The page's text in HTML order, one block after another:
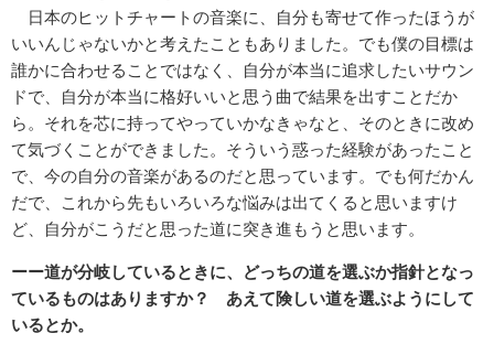
日本のヒットチャートの音楽に、自分も寄せて作ったほうが
いいんじゃないかと考えたこともありました。でも僕の目標は
誰かに合わせることではなく、自分が本当に追求したいサウン
ドで、自分が本当に格好いいと思う曲で結果を出すことだか
ら。それを芯に持ってやっていかなきゃなと、そのときに改め
て気づくことができました。そういう惑った経験があったこと
で、今の自分の音楽があるのだと思っています。でも何だかん
だで、これから先もいろいろな悩みは出てくると思いますけ
ど、自分がこうだと思った道に突き進もうと思います。
ーー道が分岐しているときに、どっちの道を選ぶか指針となっ
ているものはありますか？ あえて険しい道を選ぶようにして
いるとか。